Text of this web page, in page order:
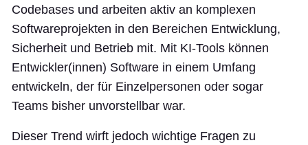
Codebases und arbeiten aktiv an komplexen
Softwareprojekten in den Bereichen Entwicklung,
Sicherheit und Betrieb mit. Mit KI-Tools können
Entwickler(innen) Software in einem Umfang
entwickeln, der für Einzelpersonen oder sogar
Teams bisher unvorstellbar war.
Dieser Trend wirft jedoch wichtige Fragen zu